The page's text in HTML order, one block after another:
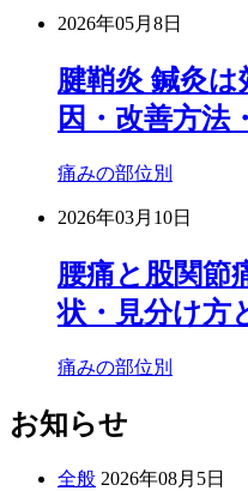
2026年05月8日
腱鞘炎 鍼灸
因・改善方法
痛みの部位別
2026年03月10日
腰痛と股関節
状・見分け方
痛みの部位別
お知らせ
全般 2026年08月5日